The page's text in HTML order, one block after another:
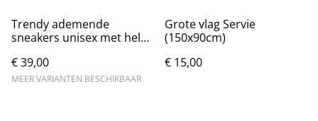
Trendy ademende
sneakers unisex met hele
€ 39,00
MEER VARIANTEN BESCHIKBAAR
Grote vlag Servie
(150x90cm)
€ 15,00